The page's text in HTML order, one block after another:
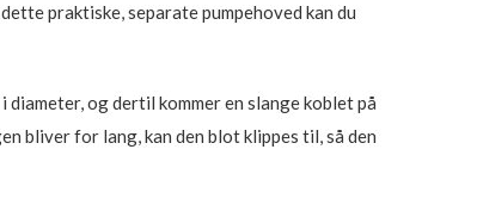
praktiske, separate pumpehoved kan du
og dertil kommer en slange koblet på
bliver for lang, kan den blot klippes til, så den